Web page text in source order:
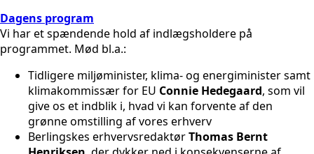
Dagens program
Vi har et spændende hold af indlægsholdere på
programmet. Mød bl.a.:
Tidligere miljøminister, klima- og energiminister samt
klimakommissær for EU Connie Hedegaard, som vil
give os et indblik i, hvad vi kan forvente af den
grønne omstilling af vores erhverv
Berlingskes erhvervsredaktørThomas Bernt